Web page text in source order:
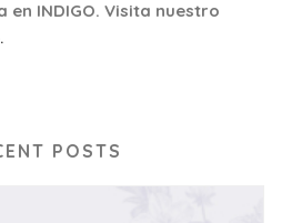
en INDIGO. Visita nuestro
POSTS